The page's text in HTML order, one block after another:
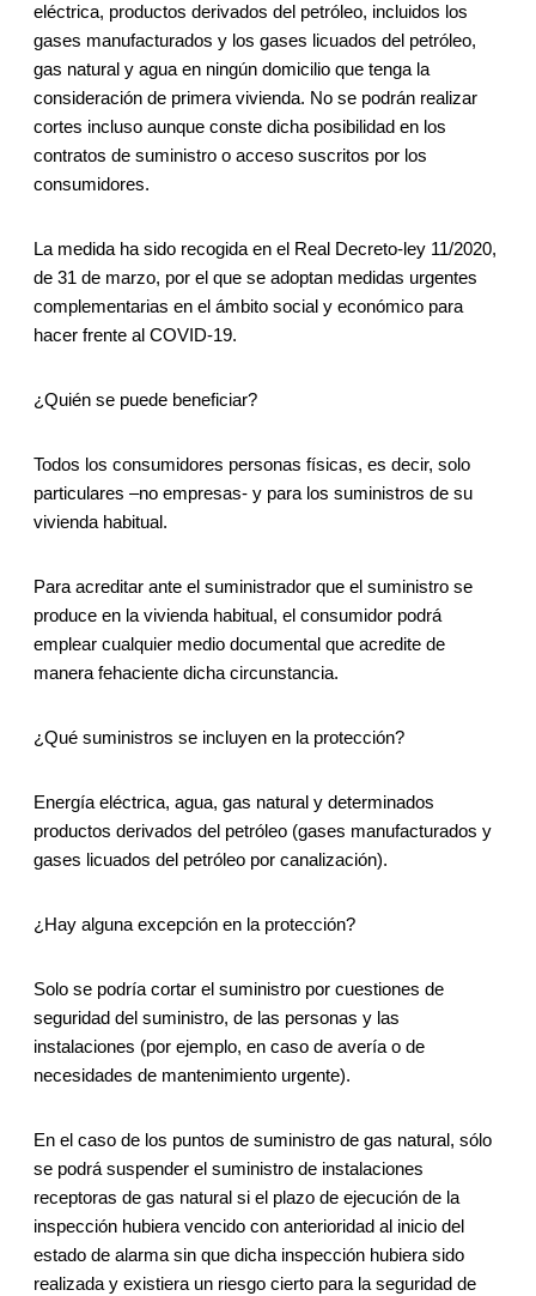
eléctrica, productos derivados del petróleo, incluidos los
gases manufacturados y los gases licuados del petróleo,
gas natural y agua en ningún domicilio que tenga la
consideración de primera vivienda. No se podrán realizar
cortes incluso aunque conste dicha posibilidad en los
contratos de suministro o acceso suscritos por los
consumidores.
La medida ha sido recogida en el Real Decreto-ley 11/2020,
de 31 de marzo, por el que se adoptan medidas urgentes
complementarias en el ámbito social y económico para
hacer frente al COVID-19.
¿Quién se puede beneficiar?
Todos los consumidores personas físicas, es decir, solo
particulares –no empresas- y para los suministros de su
vivienda habitual.
Para acreditar ante el suministrador que el suministro se
produce en la vivienda habitual, el consumidor podrá
emplear cualquier medio documental que acredite de
manera fehaciente dicha circunstancia.
¿Qué suministros se incluyen en la protección?
Energía eléctrica, agua, gas natural y determinados
productos derivados del petróleo (gases manufacturados y
gases licuados del petróleo por canalización).
¿Hay alguna excepción en la protección?
Solo se podría cortar el suministro por cuestiones de
seguridad del suministro, de las personas y las
instalaciones (por ejemplo, en caso de avería o de
necesidades de mantenimiento urgente).
En el caso de los puntos de suministro de gas natural, sólo
se podrá suspender el suministro de instalaciones
receptoras de gas natural si el plazo de ejecución de la
inspección hubiera vencido con anterioridad al inicio del
estado de alarma sin que dicha inspección hubiera sido
realizada y existiera un riesgo cierto para la seguridad de